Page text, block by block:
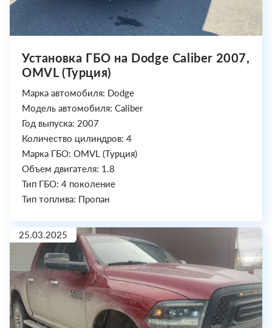
Установка ГБО на Dodge Caliber 2007,
OMVL (Турция)
Марка автомобиля: Dodge
Модель автомобиля: Caliber
Год выпуска: 2007
Количество цилиндров: 4
Марка ГБО: OMVL (Турция)
Объем двигателя: 1.8
Тип ГБО: 4 поколение
Тип топлива: Пропан
25.03.2025